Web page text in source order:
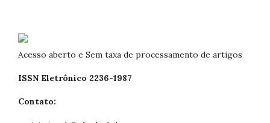
Acesso aberto e Sem taxa de processamento de artigos
ISSN Eletrônico 2236-1987
Contato: